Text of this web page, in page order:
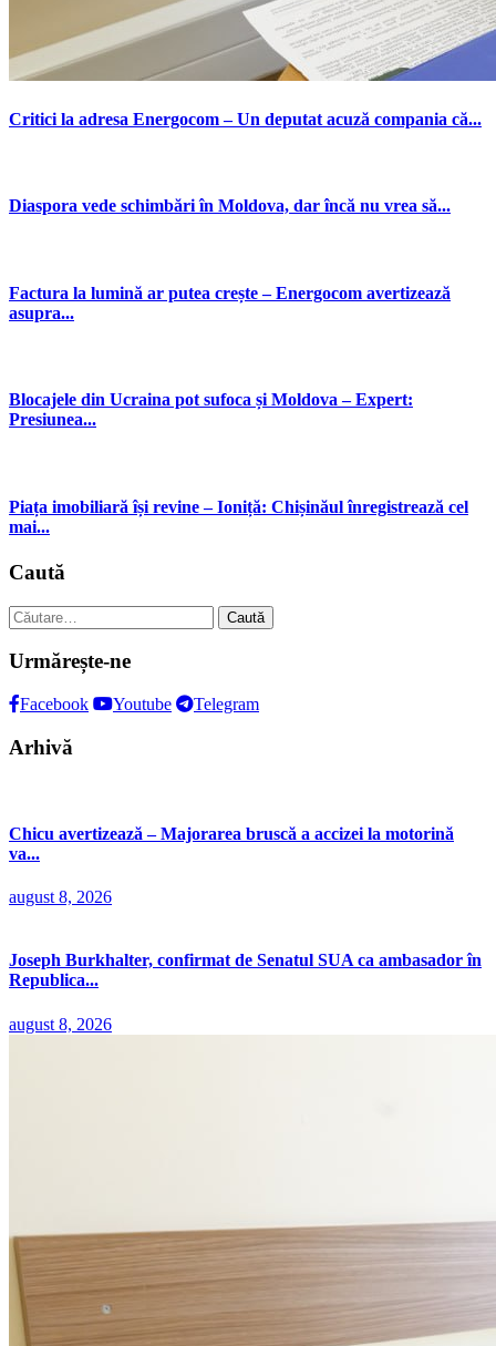
Critici la adresa Energocom – Un deputat acuză compania că...
Diaspora vede schimbări în Moldova, dar încă nu vrea să...
Factura la lumină ar putea crește – Energocom avertizează
asupra...
Blocajele din Ucraina pot sufoca și Moldova – Expert:
Presiunea...
Piața imobiliară își revine – Ioniță: Chișinăul înregistrează cel
mai...
Caută
Caută
după:
Urmărește-ne
Facebook Youtube Telegram
Arhivă
Chicu avertizează – Majorarea bruscă a accizei la motorină
va...
august 8, 2026
Joseph Burkhalter, confirmat de Senatul SUA ca ambasador în
Republica...
august 8, 2026